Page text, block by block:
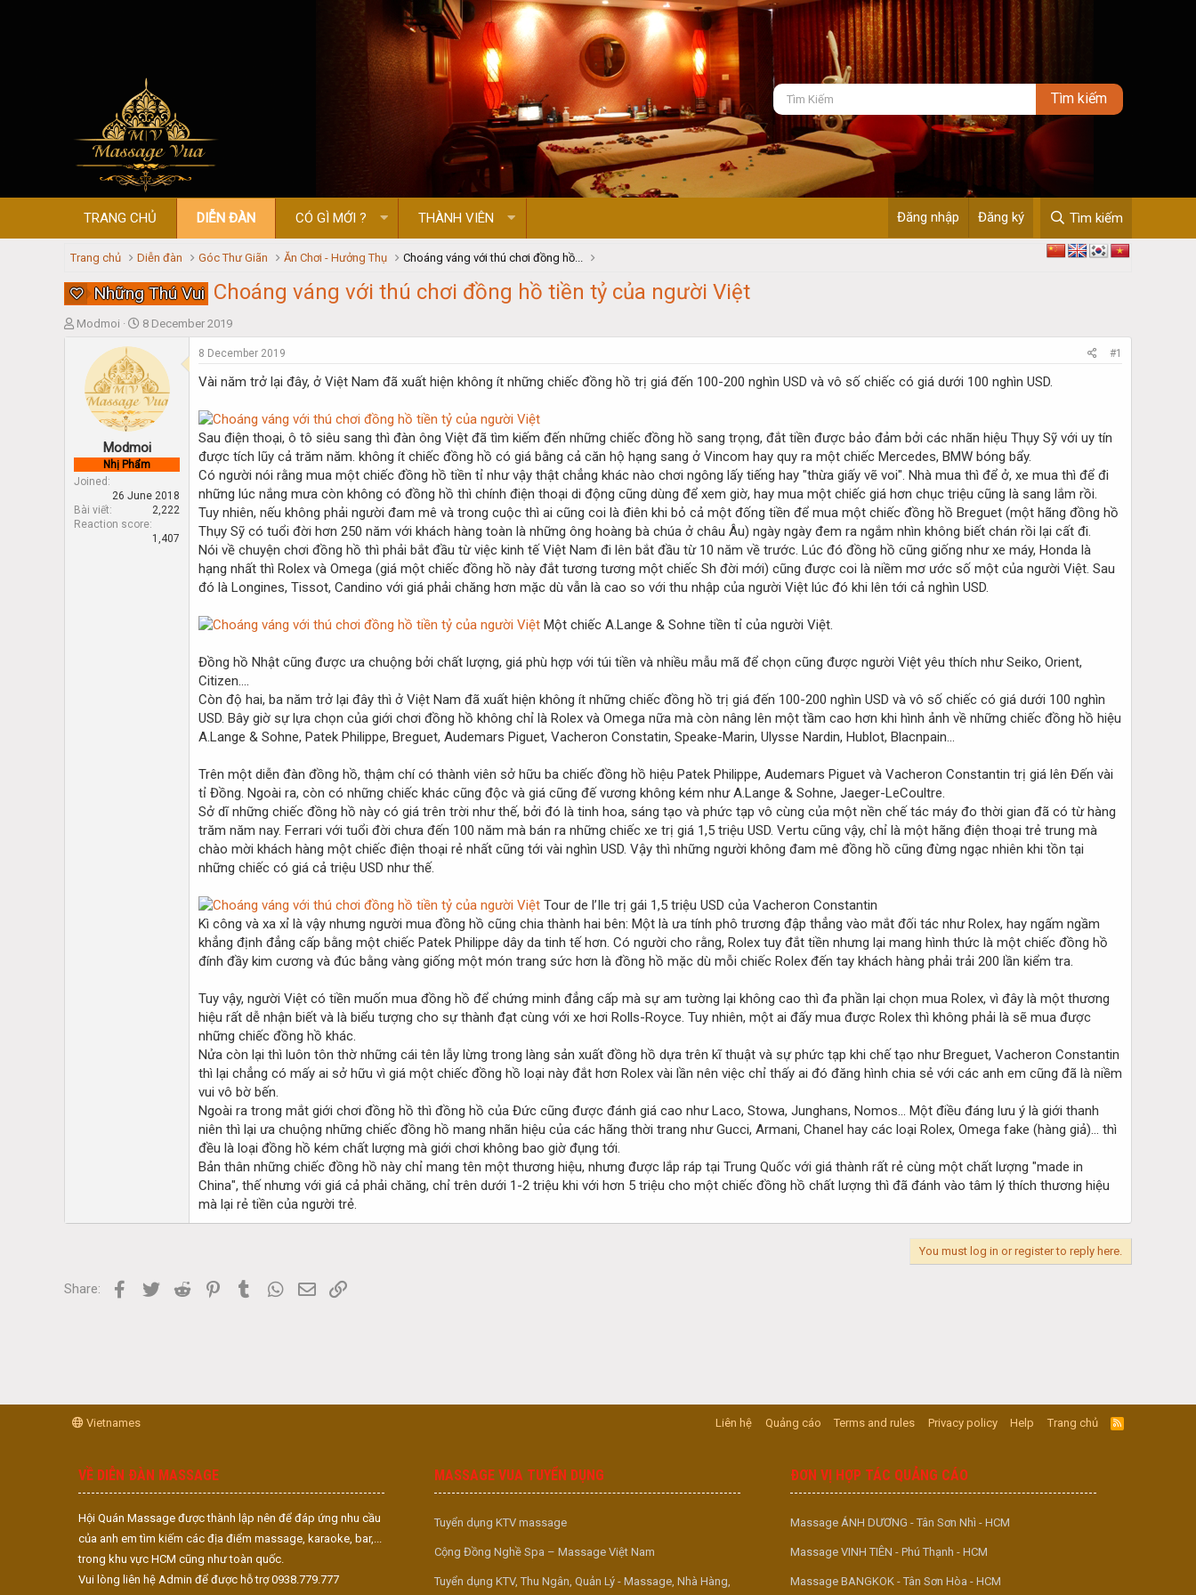
TRANG CHỦ DIỄN ĐÀN CÓ GÌ MỚI ? THÀNH VIÊN Đăng nhập Đăng ký Tìm kiếm
Trang chủ Diễn đàn Góc Thư Giãn Ăn Chơi - Hưởng Thụ Choáng váng với thú chơi đồng hồ...
Những Thú Vui Choáng váng với thú chơi đồng hồ tiền tỷ của người Việt
T
t
r
Modmoi
S
a
r
t
d
a
e
8 December 2019
Modmoi
Nhị Phẩm
Joined
26 June 2018
Bài viết
2,222
Reaction score
1,407
8 December 2019 #1
Vài năm trở lại đây, ở Việt Nam đã xuất hiện không ít những chiếc đồng hồ trị giá đến 100-200 nghìn USD và vô số chiếc có giá dưới 100 nghìn USD.
Sau điện thoại, ô tô siêu sang thì đàn ông Việt đã tìm kiếm đến những chiếc đồng hồ sang trọng, đắt tiền được bảo đảm bởi các nhãn hiệu Thụy Sỹ với uy tín
được tích lũy cả trăm năm. không ít chiếc đồng hồ có giá bằng cả căn hộ hạng sang ở Vincom hay quy ra một chiếc Mercedes, BMW bóng bẩy.
Có người nói rằng mua một chiếc đồng hồ tiền tỉ như vậy thật chẳng khác nào chơi ngông lấy tiếng hay "thừa giấy vẽ voi". Nhà mua thì để ở, xe mua thì để đi
những lúc nắng mưa còn không có đồng hồ thì chính điện thoại di động cũng dùng để xem giờ, hay mua một chiếc giá hơn chục triệu cũng là sang lắm rồi.
Tuy nhiên, nếu không phải người đam mê và trong cuộc thì ai cũng coi là điên khi bỏ cả một đống tiền để mua một chiếc đồng hồ Breguet (một hãng đồng hồ
Thụy Sỹ có tuổi đời hơn 250 năm với khách hàng toàn là những ông hoàng bà chúa ở châu Âu) ngày ngày đem ra ngắm nhìn không biết chán rồi lại cất đi.
Nói về chuyện chơi đồng hồ thì phải bắt đầu từ việc kinh tế Việt Nam đi lên bắt đầu từ 10 năm về trước. Lúc đó đồng hồ cũng giống như xe máy, Honda là
hạng nhất thì Rolex và Omega (giá một chiếc đồng hồ này đắt tương tương một chiếc Sh đời mới) cũng được coi là niềm mơ ước số một của người Việt. Sau
đó là Longines, Tissot, Candino với giá phải chăng hơn mặc dù vẫn là cao so với thu nhập của người Việt lúc đó khi lên tới cả nghìn USD.
Một chiếc A.Lange & Sohne tiền tỉ của người Việt.
Đồng hồ Nhật cũng được ưa chuộng bởi chất lượng, giá phù hợp với túi tiền và nhiều mẫu mã để chọn cũng được người Việt yêu thích như Seiko, Orient,
Citizen....
Còn độ hai, ba năm trở lại đây thì ở Việt Nam đã xuất hiện không ít những chiếc đồng hồ trị giá đến 100-200 nghìn USD và vô số chiếc có giá dưới 100 nghìn
USD. Bây giờ sự lựa chọn của giới chơi đồng hồ không chỉ là Rolex và Omega nữa mà còn nâng lên một tầm cao hơn khi hình ảnh về những chiếc đồng hồ hiệu
A.Lange & Sohne, Patek Philippe, Breguet, Audemars Piguet, Vacheron Constatin, Speake-Marin, Ulysse Nardin, Hublot, Blacnpain...
Trên một diễn đàn đồng hồ, thậm chí có thành viên sở hữu ba chiếc đồng hồ hiệu Patek Philippe, Audemars Piguet và Vacheron Constantin trị giá lên Đến vài
tỉ Đồng. Ngoài ra, còn có những chiếc khác cũng độc và giá cũng đế vương không kém như A.Lange & Sohne, Jaeger-LeCoultre.
Sở dĩ những chiếc đồng hồ này có giá trên trời như thế, bởi đó là tinh hoa, sáng tạo và phức tạp vô cùng của một nền chế tác máy đo thời gian đã có từ hàng
trăm năm nay. Ferrari với tuổi đời chưa đến 100 năm mà bán ra những chiếc xe trị giá 1,5 triệu USD. Vertu cũng vậy, chỉ là một hãng điện thoại trẻ trung mà
chào mời khách hàng một chiếc điện thoại rẻ nhất cũng tới vài nghìn USD. Vậy thì những người không đam mê đồng hồ cũng đừng ngạc nhiên khi tồn tại
những chiếc có giá cả triệu USD như thế.
Tour de l’Ile trị gái 1,5 triệu USD của Vacheron Constantin
Kì công và xa xỉ là vậy nhưng người mua đồng hồ cũng chia thành hai bên: Một là ưa tính phô trương đập thẳng vào mắt đối tác như Rolex, hay ngấm ngầm
khẳng định đẳng cấp bằng một chiếc Patek Philippe dây da tinh tế hơn. Có người cho rằng, Rolex tuy đắt tiền nhưng lại mang hình thức là một chiếc đồng hồ
đính đầy kim cương và đúc bằng vàng giống một món trang sức hơn là đồng hồ mặc dù mỗi chiếc Rolex đến tay khách hàng phải trải 200 lần kiểm tra.
Tuy vậy, người Việt có tiền muốn mua đồng hồ để chứng minh đẳng cấp mà sự am tường lại không cao thì đa phần lại chọn mua Rolex, vì đây là một thương
hiệu rất dễ nhận biết và là biểu tượng cho sự thành đạt cùng với xe hơi Rolls-Royce. Tuy nhiên, một ai đấy mua được Rolex thì không phải là sẽ mua được
những chiếc đồng hồ khác.
Nửa còn lại thì luôn tôn thờ những cái tên lẫy lừng trong làng sản xuất đồng hồ dựa trên kĩ thuật và sự phức tạp khi chế tạo như Breguet, Vacheron Constantin
thì lại chẳng có mấy ai sở hữu vì giá một chiếc đồng hồ loại này đắt hơn Rolex vài lần nên việc chỉ thấy ai đó đăng hình chia sẻ với các anh em cũng đã là niềm
vui vô bờ bến.
Ngoài ra trong mắt giới chơi đồng hồ thì đồng hồ của Đức cũng được đánh giá cao như Laco, Stowa, Junghans, Nomos... Một điều đáng lưu ý là giới thanh
niên thì lại ưa chuộng những chiếc đồng hồ mang nhãn hiệu của các hãng thời trang như Gucci, Armani, Chanel hay các loại Rolex, Omega fake (hàng giả)... thì
đều là loại đồng hồ kém chất lượng mà giới chơi không bao giờ đụng tới.
Bản thân những chiếc đồng hồ này chỉ mang tên một thương hiệu, nhưng được lắp ráp tại Trung Quốc với giá thành rất rẻ cùng một chất lượng "made in
China", thế nhưng với giá cả phải chăng, chỉ trên dưới 1-2 triệu khi với hơn 5 triệu cho một chiếc đồng hồ chất lượng thì đã đánh vào tâm lý thích thương hiệu
mà lại rẻ tiền của người trẻ.
You must log in or register to reply here.
Share: Facebook
Twitter Reddit PinterestTumblr WhatsApp
Email
Vietnames Liên hệ Quảng cáo Terms and rules Privacy policy Help Trang chủ
R
S
VỀ DIỄN ĐÀN MASSAGE
Hội Quán Massage được thành lập nên để đáp ứng nhu cầu
của anh em tìm kiếm các địa điểm massage, karaoke, bar,...
trong khu vực HCM cũng như toàn quốc.
Vui lòng liên hệ Admin để được hỗ trợ 0938.779.777
MASSAGE VUA TUYỂN DỤNG
Tuyển dụng KTV massage
Cộng Đồng Nghề Spa – Massage Việt Nam
Tuyển dụng KTV, Thu Ngân, Quản Lý - Massage, Nhà Hàng,
ĐƠN VỊ HỢP TÁC QUẢNG CÁO
Massage ÁNH DƯƠNG - Tân Sơn Nhì - HCM
Massage VINH TIÊN - Phú Thạnh - HCM
Massage BANGKOK - Tân Sơn Hòa - HCM